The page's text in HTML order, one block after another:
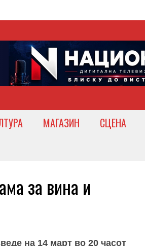
МАГАЗИН СЦЕНА
за вина и
на 14 март во 20 часот